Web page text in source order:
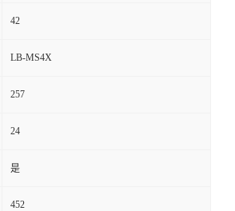
42
LB-MS4X
257
24
是
452